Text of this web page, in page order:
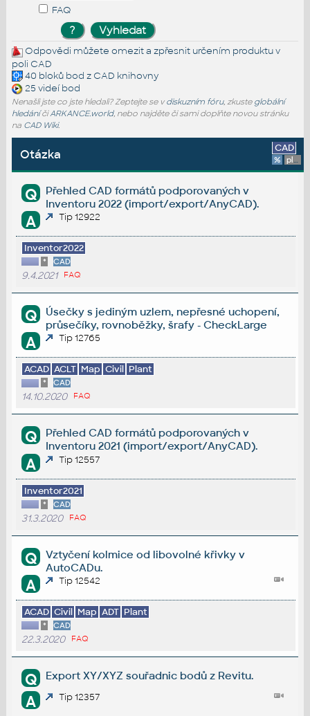
FAQ
Odpovědi můžete omezit a zpřesnit určením produktu v
poli CAD
40 bloků bod z CAD knihovny
25 videíbod
Nenašli jste co jste hledali? Zeptejte se v diskuzním fóru, zkuste globální
hledáníčiARKANCE.world, nebo najděte či sami doplňte novou stránku
na CAD Wiki.
Otázka CAD
% platforma
Q
Přehled CAD formátů podporovaných v
Inventoru 2022 (import/export/AnyCAD).
A Tip 12922
Inventor2022
* CAD
9.4.2021 FAQ
Q
Úsečky s jediným uzlem, nepřesné uchopení,
průsečíky, rovnoběžky, šrafy - CheckLarge
A Tip 12765
ACAD ACLT Map Civil Plant
* CAD
14.10.2020 FAQ
Q
Přehled CAD formátů podporovaných v
Inventoru 2021 (import/export/AnyCAD).
A Tip 12557
Inventor2021
* CAD
31.3.2020 FAQ
Q
Vztyčení kolmice od libovolné křivky v
AutoCADu.
A Tip 12542
ACAD Civil Map ADT Plant
* CAD
22.3.2020 FAQ
Q Export XY/XYZ souřadnic bodů z Revitu.
A Tip 12357